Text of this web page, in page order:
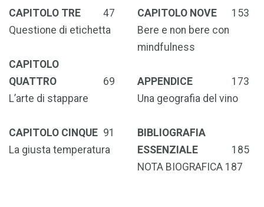
CAPITOLO TRE
47
Questione di etichetta
CAPITOLO
QUATTRO
69
L’arte di stappare
CAPITOLO CINQUE 91
La giusta temperatura
CAPITOLO NOVE
153
Bere e non bere con
mindfulness
APPENDICE
173
Una geografia del vino
BIBLIOGRAFIA
ESSENZIALE
185
NOTA BIOGRAFICA 187